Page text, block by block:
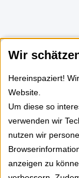
Wir
Hereinspaziert!
Website.
Um diese so
verwenden wir
nutzen wir
anzeigen zu